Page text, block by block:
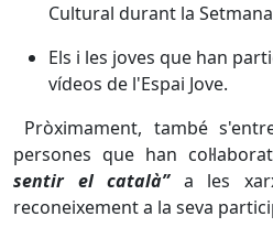
Cultural durant la
Els i les joves que han
vídeos de l'Espai Jove.
Pròximament, també
persones que han
sentir el català” a les
reconeixement a la seva